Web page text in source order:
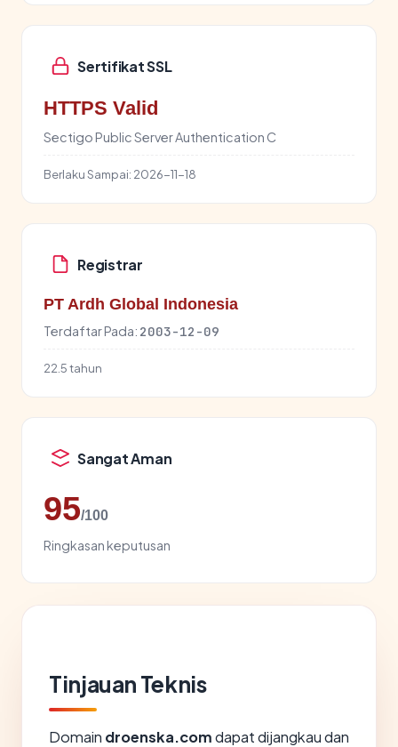
Sertifikat SSL
HTTPS Valid
Sectigo Public Server Authentication C
Berlaku Sampai: 2026-11-18
Registrar
PT Ardh Global Indonesia
Terdaftar Pada: 2003-12-09
22.5 tahun
Sangat Aman
95/100
Ringkasan keputusan
Tinjauan Teknis
Domain droenska.comdapat dijangkau dan